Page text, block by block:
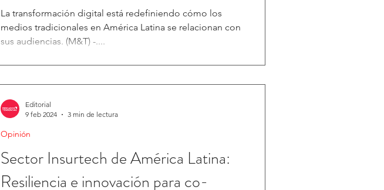
La transformación digital está redefiniendo cómo los
medios tradicionales en América Latina se relacionan con
sus audiencias. (M&T) -....
Sector Insurtech de América Latina:
Resiliencia e innovación para co-
Opinión
Editorial
9 feb 2024
3 min de lectura